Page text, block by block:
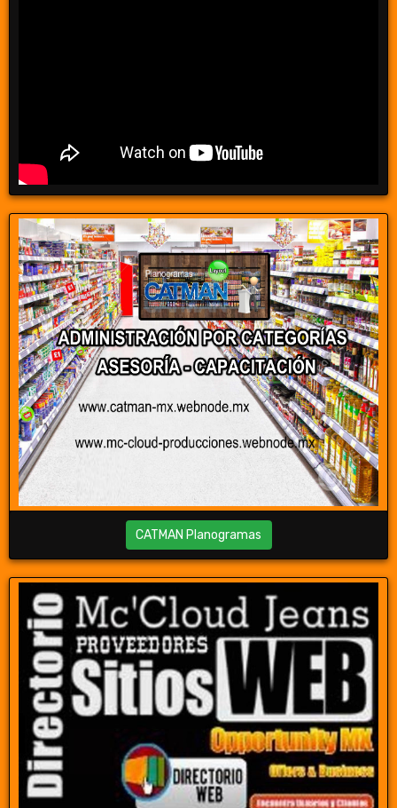
CATMAN Planogramas